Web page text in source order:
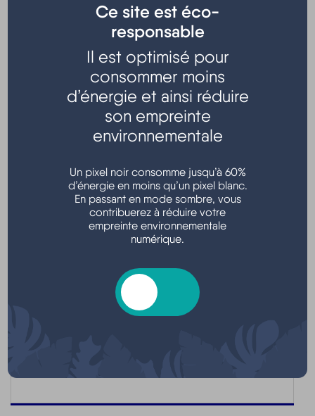
Transports - Mobilité
Argent - Impôts - Consommation
Ce site est éco-
responsable
Il est optimisé pour
consommer moins
d’énergie et ainsi réduire
son empreinte
environnementale
Un pixel noir consomme jusqu’à 60%
d’énergie en moins qu’un pixel blanc.
En passant en mode sombre, vous
contribuerez à réduire votre
empreinte environnementale
numérique.